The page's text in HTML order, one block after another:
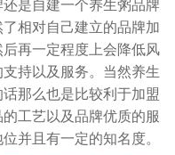
还是自建一个养生粥品牌
相对自己建立的品牌加
再一定程度上会降低风
持以及服务。当然养生
那么也是比较利于加盟
工艺以及品牌优质的服
并且有一定的知名度。